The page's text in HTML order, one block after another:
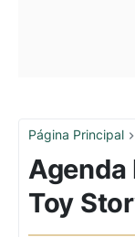
Página Principal
Agenda
Toy